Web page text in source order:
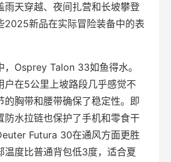
雨天穿越、夜间扎营和长坡攀登
2025新品在实际冒险装备中的表
，Osprey Talon 33如鱼得水。
户在5公里上坡路段几乎感觉不
的胸带和腰带确保了稳定性。即
防水拉链也保护了手机和零食干
Futura 30在通风方面更胜
温度比普通背包低3度，适合夏